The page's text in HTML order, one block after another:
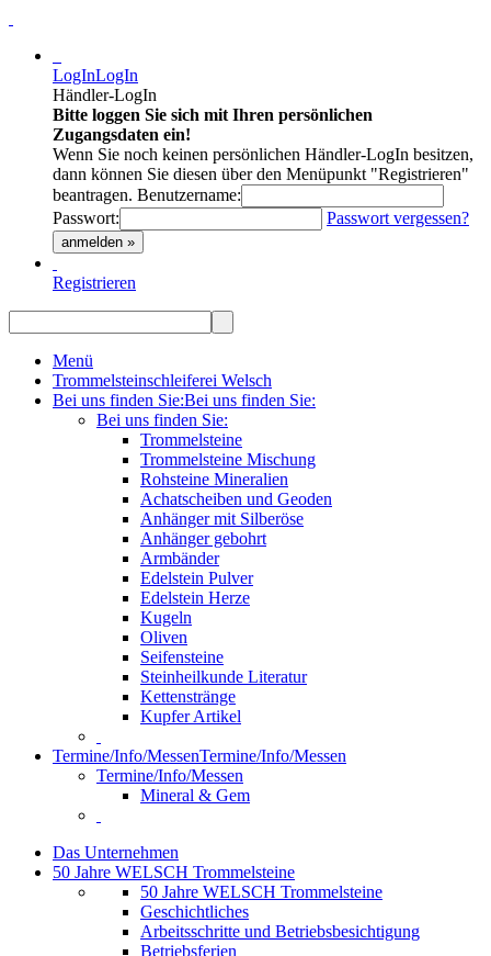
LogInLogIn
Händler-LogIn
Bitte loggen Sie sich mit Ihren persönlichen
Zugangsdaten ein!
Wenn Sie noch keinen persönlichen Händler-LogIn besitzen,
dann können Sie diesen über den Menüpunkt "Registrieren"
beantragen. Benutzername:
Passwort:
Passwort vergessen?
anmelden »
Registrieren
Menü
Trommelsteinschleiferei Welsch
Bei uns finden Sie:Bei uns finden Sie:
Bei uns finden Sie:
Trommelsteine
Trommelsteine Mischung
Rohsteine Mineralien
Achatscheiben und Geoden
Anhänger mit Silberöse
Anhänger gebohrt
Armbänder
Edelstein Pulver
Edelstein Herze
Kugeln
Oliven
Seifensteine
Steinheilkunde Literatur
Kettenstränge
Kupfer Artikel
Termine/Info/MessenTermine/Info/Messen
Termine/Info/Messen
Mineral & Gem
Das Unternehmen
50 Jahre WELSCH Trommelsteine
50 Jahre WELSCH Trommelsteine
Geschichtliches
Arbeitsschritte und Betriebsbesichtigung
Betriebsferien